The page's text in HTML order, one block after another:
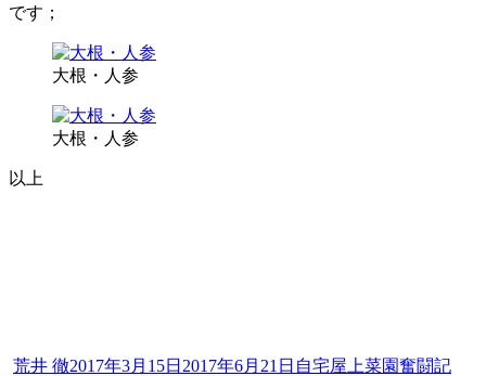
です；
大根・人参
大根・人参
以上
投
荒井 徹投
2017年3月15日 2017年6月21日 カ
自宅屋上菜園奮闘記